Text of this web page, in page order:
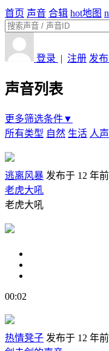
首页 声音 合辑 hot地图
登录 | 注册 发
声音列表
更多筛选条件▼
所有类型 自然 生活 人声
逃离风暴 发布于 12 年前
老虎大吼
老虎大吼
00:02
热情凳子 发布于 12 年前